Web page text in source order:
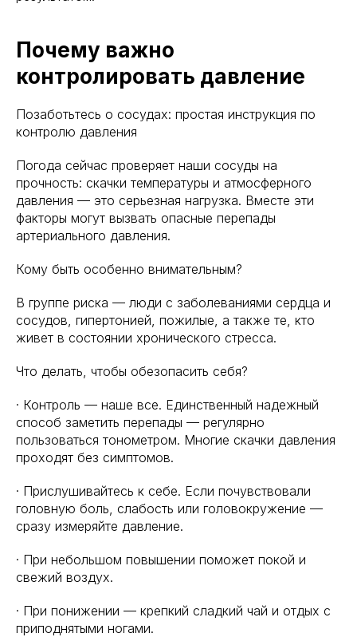
Почему важно
контролировать давление
Позаботьтесь о сосудах: простая инструкция по
контролю давления
Погода сейчас проверяет наши сосуды на
прочность: скачки температуры и атмосферного
давления — это серьезная нагрузка. Вместе эти
факторы могут вызвать опасные перепады
артериального давления.
Кому быть особенно внимательным?
В группе риска — люди с заболеваниями сердца и
сосудов, гипертонией, пожилые, а также те, кто
живет в состоянии хронического стресса.
Что делать, чтобы обезопасить себя?
· Контроль — наше все. Единственный надежный
способ заметить перепады — регулярно
пользоваться тонометром. Многие скачки давления
проходят без симптомов.
· Прислушивайтесь к себе. Если почувствовали
головную боль, слабость или головокружение —
сразу измеряйте давление.
· При небольшом повышении поможет покой и
свежий воздух.
· При понижении — крепкий сладкий чай и отдых с
приподнятыми ногами.